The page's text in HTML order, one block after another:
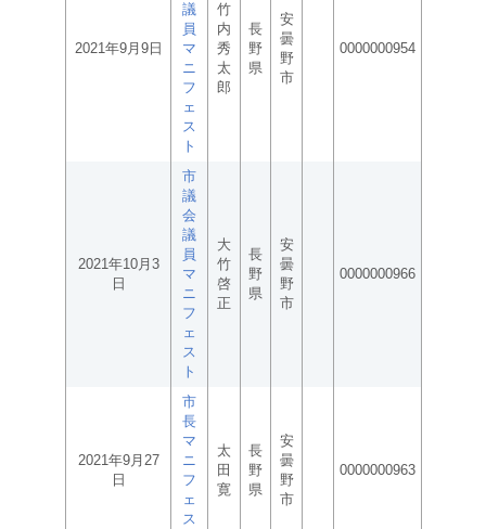
2021年9月9日
議
員
マ
ニ
フ
ェ
ス
ト
竹
内
秀
太
郎
長
野
県
安
曇
野
市
0000000954
2021年10月3
日
市
議
会
議
員
マ
ニ
フ
ェ
ス
ト
大
竹
啓
正
長
野
県
安
曇
野
市
0000000966
2021年9月27
日
市
長
マ
ニ
フ
ェ
ス
太
田
寛
長
野
県
安
曇
野
市
0000000963